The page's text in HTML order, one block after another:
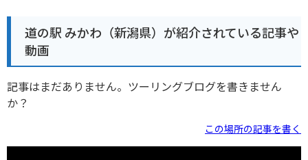
道の駅 みかわ（新潟県）が紹介されている記事や
動画
記事はまだありません。ツーリングブログを書きません
か？
この場所の記事を書く